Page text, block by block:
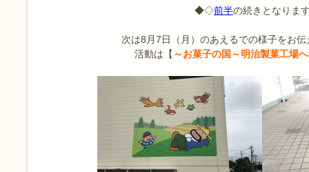
◆◇前半の続きとなり
次は8月7日（月）のあえるでの様子をお
活動は【 ～お菓子の国～明治製菓工場